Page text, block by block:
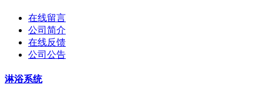
在线留言
公司简介
在线反馈
公司公告
淋浴系统